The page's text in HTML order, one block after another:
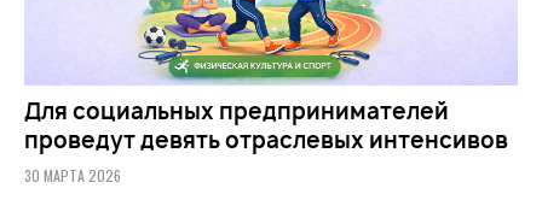
Для социальных предпринимателей
проведут девять отраслевых интенсивов
30 МАРТА 2026